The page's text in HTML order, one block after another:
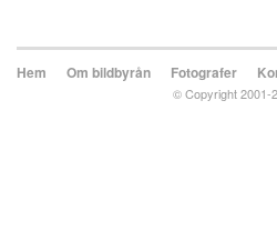
Hem Om bildbyrån Fotografer
© Copyright 2001-